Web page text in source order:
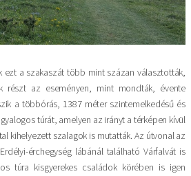
ezt a szakaszát több mint százan választották,
részt az eseményen, mint mondták, évente
a többórás, 1387 méter szintemelkedésű és
túrát, amelyen az irányt a térképen kívül
kihelyezett szalagok is mutatták. Az útvonal az
érchegység lábánál található Várfalvát is
túra kisgyerekes családok körében is igen